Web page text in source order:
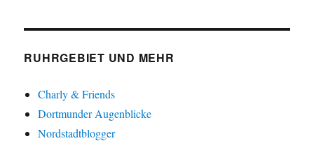
RUHRGEBIET UND MEHR
Charly & Friends
Dortmunder Augenblicke
Nordstadtblogger